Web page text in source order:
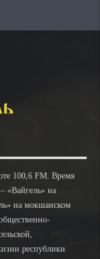
100,6 FM. Время
«Вайгель» на
на мокшанском
республики.